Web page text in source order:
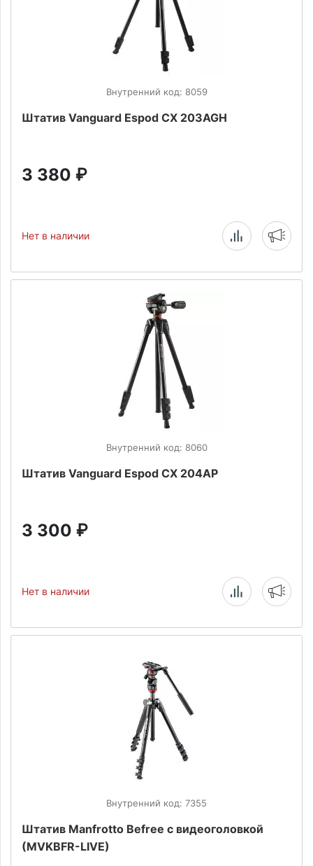
Внутренний код: 8059
Штатив Vanguard Espod CX 203AGH
3 380 ₽
Нет в наличии
Внутренний код: 8060
Штатив Vanguard Espod CX 204AP
3 300 ₽
Нет в наличии
Внутренний код: 7355
Штатив Manfrotto Befree с видеоголовкой
(MVKBFR-LIVE)